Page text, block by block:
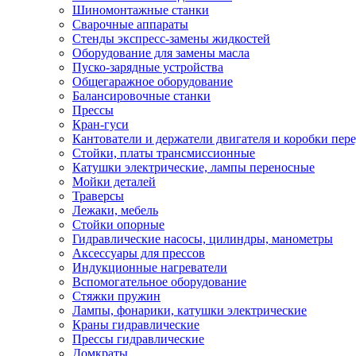
Шиномонтажные станки
Сварочные аппараты
Стенды экспресс-замены жидкостей
Оборудование для замены масла
Пуско-зарядные устройства
Общегаражное оборудование
Балансировочные станки
Прессы
Кран-гуси
Кантователи и держатели двигателя и коробки
Стойки, платы трансмиссионные
Катушки электрические, лампы переносные
Мойки деталей
Траверсы
Лежаки, мебель
Стойки опорные
Гидравлические насосы, цилиндры, манометры
Аксессуары для прессов
Индукционные нагреватели
Вспомогательное оборудование
Стяжки пружин
Лампы, фонарики, катушки электрические
Краны гидравлические
Прессы гидравлические
Домкраты